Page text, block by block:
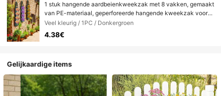
1 stuk hangende aardbeienkweekzak met 8 vakken, gemaakt
van PE-materiaal, geperforeerde hangende kweekzak voor
planten, kweekzak met meerdere vakken voor thuisgebruik
Veel kleurig / 1PC / Donkergroen
4.38€
Gelijkaardige items